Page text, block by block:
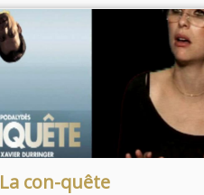
La con-quête